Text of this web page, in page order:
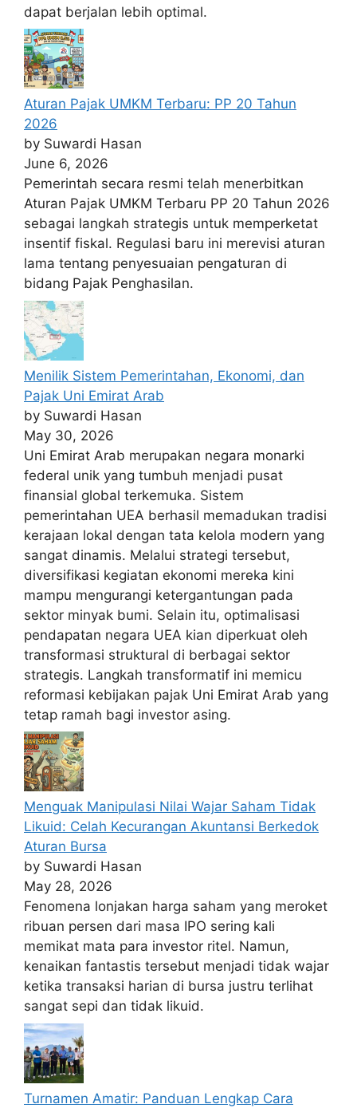
dapat berjalan lebih optimal.
Aturan Pajak UMKM Terbaru: PP 20 Tahun
2026
by Suwardi Hasan
June 6, 2026
Pemerintah secara resmi telah menerbitkan
Aturan Pajak UMKM Terbaru PP 20 Tahun 2026
sebagai langkah strategis untuk memperketat
insentif fiskal. Regulasi baru ini merevisi aturan
lama tentang penyesuaian pengaturan di
bidang Pajak Penghasilan.
Menilik Sistem Pemerintahan, Ekonomi, dan
Pajak Uni Emirat Arab
by Suwardi Hasan
May 30, 2026
Uni Emirat Arab merupakan negara monarki
federal unik yang tumbuh menjadi pusat
finansial global terkemuka. Sistem
pemerintahan UEA berhasil memadukan tradisi
kerajaan lokal dengan tata kelola modern yang
sangat dinamis. Melalui strategi tersebut,
diversifikasi kegiatan ekonomi mereka kini
mampu mengurangi ketergantungan pada
sektor minyak bumi. Selain itu, optimalisasi
pendapatan negara UEA kian diperkuat oleh
transformasi struktural di berbagai sektor
strategis. Langkah transformatif ini memicu
reformasi kebijakan pajak Uni Emirat Arab yang
tetap ramah bagi investor asing.
Menguak Manipulasi Nilai Wajar Saham Tidak
Likuid: Celah Kecurangan Akuntansi Berkedok
Aturan Bursa
by Suwardi Hasan
May 28, 2026
Fenomena lonjakan harga saham yang meroket
ribuan persen dari masa IPO sering kali
memikat mata para investor ritel. Namun,
kenaikan fantastis tersebut menjadi tidak wajar
ketika transaksi harian di bursa justru terlihat
sangat sepi dan tidak likuid.
Turnamen Amatir: Panduan Lengkap Cara